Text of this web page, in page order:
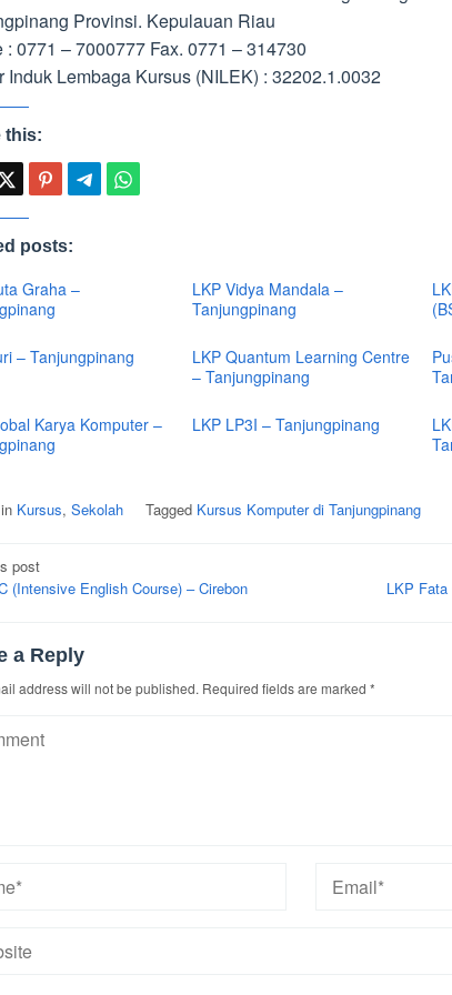
Provinsi. Kepulauan Riau
: 0771 – 7000777 Fax. 0771 – 314730
Induk Lembaga Kursus (NILEK) : 32202.1.0032
this:
posts:
Graha –
LKP Vidya Mandala –
Tanjungpinang
– Tanjungpinang
LKP Quantum Learning Centre
– Tanjungpinang
Karya Komputer –
LKP LP3I – Tanjungpinang
Kursus, Sekolah Tagged Kursus Komputer di Tanjungpinang
post
(Intensive English Course) – Cirebon
LKP
a Reply
address will not be published. Required fields are marked *